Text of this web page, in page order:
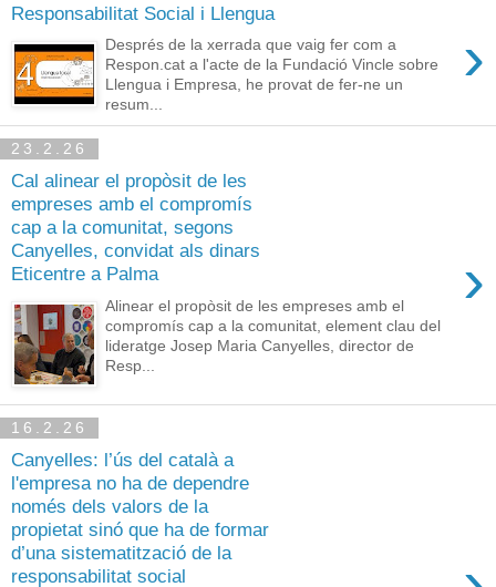
Responsabilitat Social i Llengua
›
Després de la xerrada que vaig fer com a
Respon.cat a l'acte de la Fundació Vincle sobre
Llengua i Empresa, he provat de fer-ne un
resum...
23.2.26
Cal alinear el propòsit de les
empreses amb el compromís
cap a la comunitat, segons
Canyelles, convidat als dinars
Eticentre a Palma
›
Alinear el propòsit de les empreses amb el
compromís cap a la comunitat, element clau del
lideratge Josep Maria Canyelles, director de
Resp...
16.2.26
Canyelles: l’ús del català a
l'empresa no ha de dependre
només dels valors de la
propietat sinó que ha de formar
d’una sistematització de la
responsabilitat social